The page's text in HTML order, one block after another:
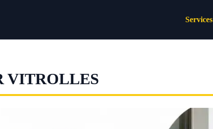
Services
VITROLLES